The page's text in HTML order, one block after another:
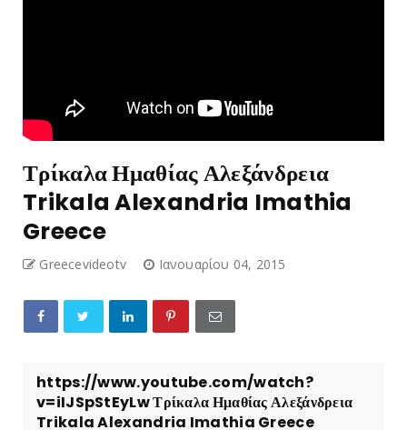
Τρίκαλα Ημαθίας Αλεξάνδρεια
Trikala Alexandria Imathia
Greece
Greecevideotv Ιανουαρίου 04, 2015
https://www.youtube.com/watch?
v=iIJSpStEyLw Τρίκαλα Ημαθίας Αλεξάνδρεια
Trikala Alexandria Imathia Greece